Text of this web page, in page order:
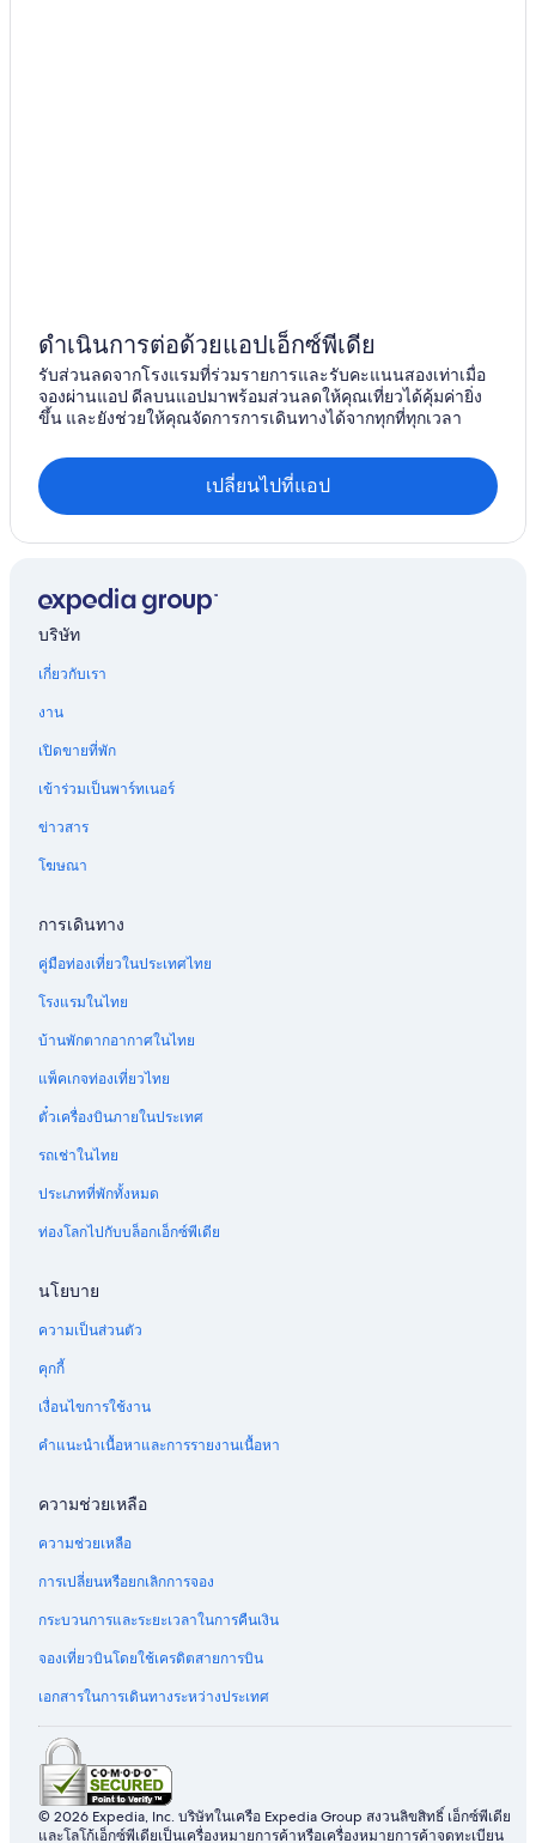
ดำเนินการต่อด้วยแอปเอ็กซ์พีเดีย
รับส่วนลดจากโรงแรมที่ร่วมรายการและรับคะแนนสองเท่าเมื่อ
จองผ่านแอป ดีลบนแอปมาพร้อมส่วนลดให้คุณเที่ยวได้คุ้มค่ายิ่ง
ขึ้น และยังช่วยให้คุณจัดการการเดินทางได้จากทุกที่ทุกเวลา
เปลี่ยนไปที่แอป
บริษัท
เกี่ยวกับเรา
งาน
เปิดขายที่พัก
เข้าร่วมเป็นพาร์ทเนอร์
ข่าวสาร
โฆษณา
การเดินทาง
คู่มือท่องเที่ยวในประเทศไทย
โรงแรมในไทย
บ้านพักตากอากาศในไทย
แพ็คเกจท่องเที่ยวไทย
ตั๋วเครื่องบินภายในประเทศ
รถเช่าในไทย
ประเภทที่พักทั้งหมด
ท่องโลกไปกับบล็อกเอ็กซ์พีเดีย
นโยบาย
ความเป็นส่วนตัว
คุกกี้
เงื่อนไขการใช้งาน
คำแนะนำเนื้อหาและการรายงานเนื้อหา
ความช่วยเหลือ
ความช่วยเหลือ
การเปลี่ยนหรือยกเลิกการจอง
กระบวนการและระยะเวลาในการคืนเงิน
จองเที่ยวบินโดยใช้เครดิตสายการบิน
เอกสารในการเดินทางระหว่างประเทศ
© 2026 Expedia, Inc. บริษัทในเครือ Expedia Group สงวนลิขสิทธิ์ เอ็กซ์พีเดีย
และโลโก้เอ็กซ์พีเดียเป็นเครื่องหมายการค้าหรือเครื่องหมายการค้าจดทะเบียน